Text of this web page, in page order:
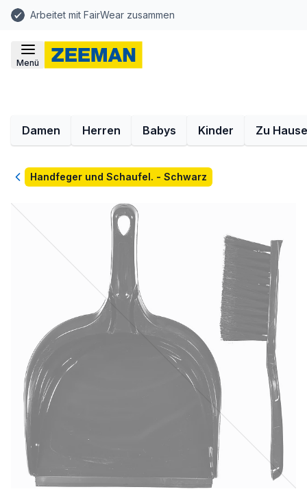
Arbeitet mit FairWear zusammen
Menü
Damen Herren Babys Kinder Zu Hause
ZurückHandfeger und Schaufel. - Schwarz